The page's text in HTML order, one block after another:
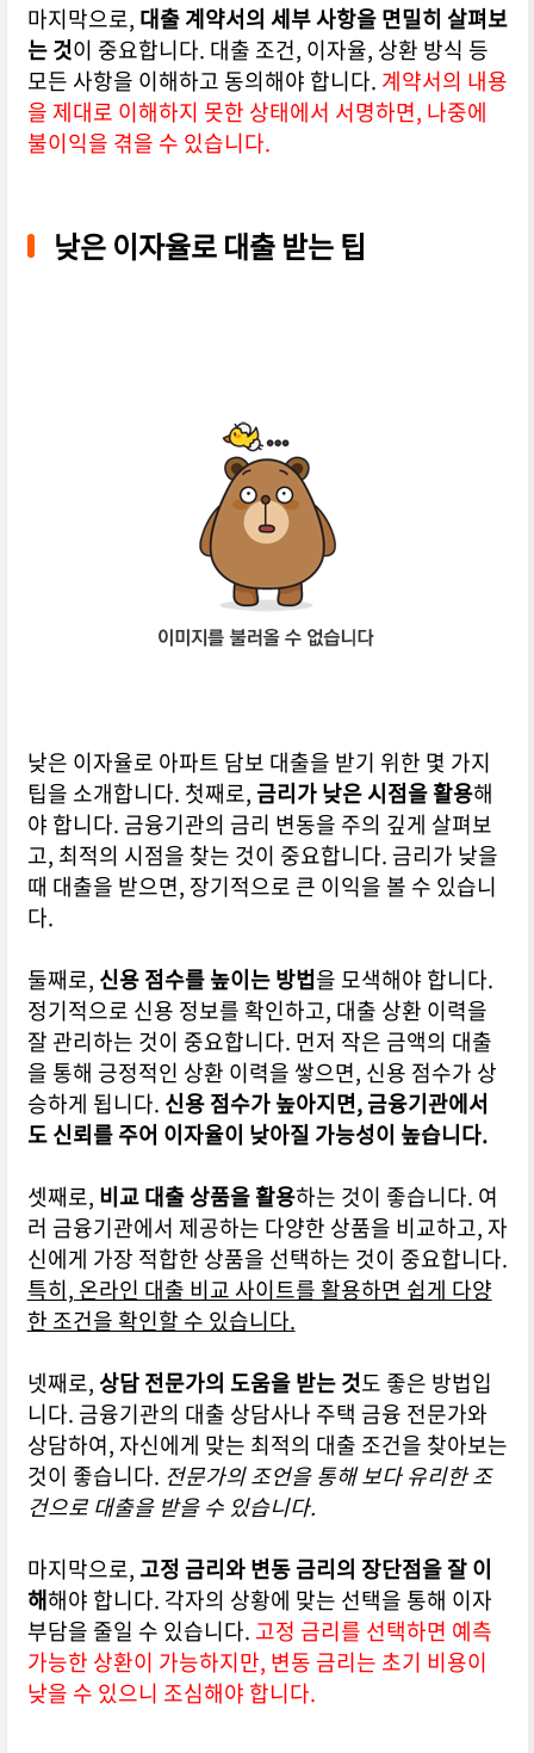
마지막으로, 대출 계약서의 세부 사항을 면밀히 살펴보
는 것이 중요합니다. 대출 조건, 이자율, 상환 방식 등
모든 사항을 이해하고 동의해야 합니다. 계약서의 내용
을 제대로 이해하지 못한 상태에서 서명하면, 나중에
불이익을 겪을 수 있습니다.
낮은 이자율로 대출 받는 팁
낮은 이자율로 아파트 담보 대출을 받기 위한 몇 가지
팁을 소개합니다. 첫째로, 금리가 낮은 시점을 활용해
야 합니다. 금융기관의 금리 변동을 주의 깊게 살펴보
고, 최적의 시점을 찾는 것이 중요합니다. 금리가 낮을
때 대출을 받으면, 장기적으로 큰 이익을 볼 수 있습니
다.
둘째로, 신용 점수를 높이는 방법을 모색해야 합니다.
정기적으로 신용 정보를 확인하고, 대출 상환 이력을
잘 관리하는 것이 중요합니다. 먼저 작은 금액의 대출
을 통해 긍정적인 상환 이력을 쌓으면, 신용 점수가 상
승하게 됩니다. 신용 점수가 높아지면, 금융기관에서
도 신뢰를 주어 이자율이 낮아질 가능성이 높습니다.
셋째로, 비교 대출 상품을 활용하는 것이 좋습니다. 여
러 금융기관에서 제공하는 다양한 상품을 비교하고, 자
신에게 가장 적합한 상품을 선택하는 것이 중요합니다.
특히, 온라인 대출 비교 사이트를 활용하면 쉽게 다양
한 조건을 확인할 수 있습니다.
넷째로,상담 전문가의 도움을 받는 것도 좋은 방법입
니다. 금융기관의 대출 상담사나 주택 금융 전문가와
상담하여, 자신에게 맞는 최적의 대출 조건을 찾아보는
것이 좋습니다. 전문가의 조언을 통해 보다 유리한 조
건으로 대출을 받을 수 있습니다.
마지막으로, 고정 금리와 변동 금리의 장단점을 잘 이
해해야 합니다. 각자의 상황에 맞는 선택을 통해 이자
부담을 줄일 수 있습니다. 고정 금리를 선택하면 예측
가능한 상환이 가능하지만, 변동 금리는 초기 비용이
낮을 수 있으니 조심해야 합니다.